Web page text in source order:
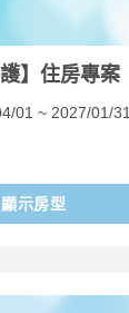
】住房專案
01 ~ 2027/01/31
顯示房型